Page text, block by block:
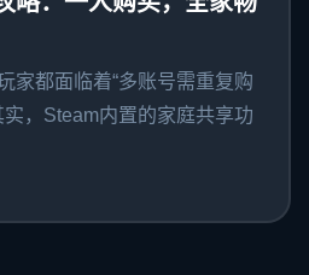
家都面临着“多账号需重复购
，Steam内置的家庭共享功